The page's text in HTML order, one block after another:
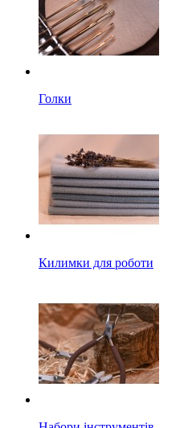
Голки
Килимки для роботи